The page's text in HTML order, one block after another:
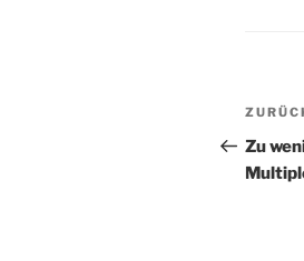
Zu